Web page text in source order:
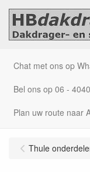
Chat met ons op
Bel ons op 06 -
Plan uw route naar
Thule